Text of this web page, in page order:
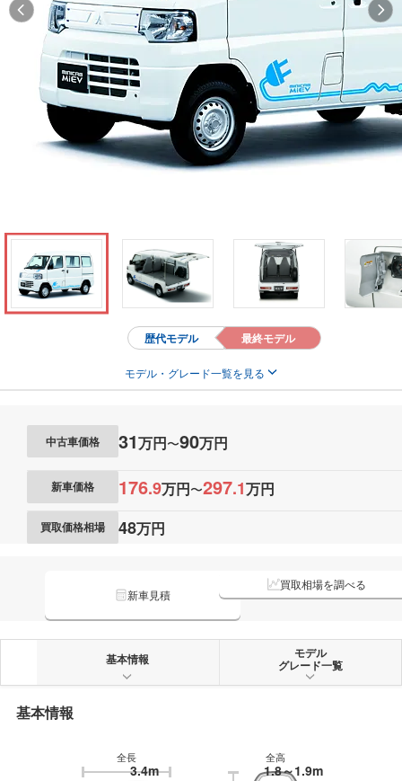
歴代モデル 最終モデル
モデル・グレード一覧を見る
中古車価格 31万円〜90万円
新車価格 176.9万円〜297.1万円
買取価格相場 48万円
新車見積
買取相場を調べる
基本情報 モデル
グレード一覧
基本情報
全長
3.4m
全高
1.8～1.9m